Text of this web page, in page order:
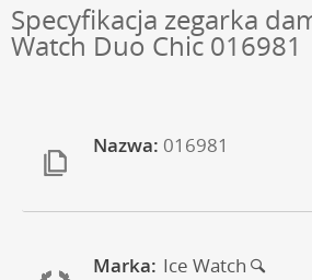
Specyfikacja zegarka
Watch Duo Chic 016981
Nazwa: 016981
Marka: Ice Watch